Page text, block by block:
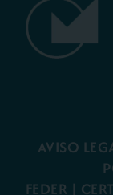
AVISO
FEDER |